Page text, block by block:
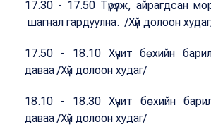
17.30 - 17.50 Түрүүлж, айрагдсан
шагнал гардуулна. /Хүй долоон
17.50 - 18.10 Хүчит бөхийн
даваа /Хүй долоон худаг/
18.10 - 18.30 Хүчит бөхийн
даваа /Хүй долоон худаг/